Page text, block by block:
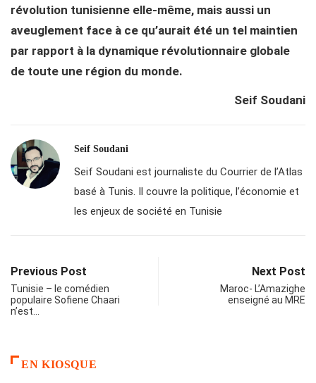
révolution tunisienne elle-même, mais aussi un
aveuglement face à ce qu’aurait été un tel maintien
par rapport à la dynamique révolutionnaire globale
de toute une région du monde.
Seif Soudani
Seif Soudani
Seif Soudani est journaliste du Courrier de l’Atlas
basé à Tunis. Il couvre la politique, l’économie et
les enjeux de société en Tunisie
Previous Post
Tunisie – le comédien
populaire Sofiene Chaari
n’est…
Next Post
Maroc- L’Amazighe
enseigné au MRE
EN KIOSQUE